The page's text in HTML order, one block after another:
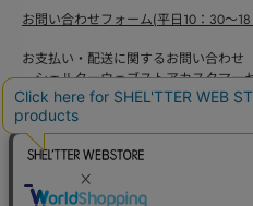
お問い合わせフォーム(平日10：30～
お支払い・配送に関するお問い合わせ
シェルターウェブストアカスタマー
0800-123-6820
商品の素材、サイズ、仕様等に関する
バロックジャパンリミテッドコール
03-6730-9191